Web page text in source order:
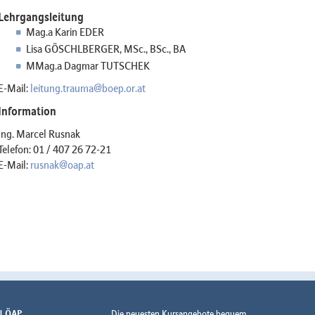
Mag.a Karin EDER
Lisa GÖSCHLBERGER, MSc., BSc., BA
MMag.a Dagmar TUTSCHEK
Mail: leitung.trauma@boep.or.at
Marcel Rusnak
01 / 407 26 72-21
Mail: rusnak@oap.at